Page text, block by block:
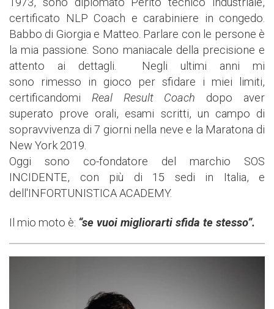
certificato NLP Coach e carabiniere in congedo.
Babbo di Giorgia e Matteo. Parlare con le persone è
la mia passione. Sono maniacale della precisione e
attento ai dettagli. Negli ultimi anni mi
sono rimesso in gioco per sfidare i miei limiti,
certificandomi Real Result Coach dopo aver
superato prove orali, esami scritti, un campo di
sopravvivenza di 7 giorni nella neve e la Maratona di
New York 2019.
Oggi sono co-fondatore del marchio SOS
INCIDENTE, con più di 15 sedi in Italia, e
dell'INFORTUNISTICA ACADEMY.
Il mio moto è: “se vuoi migliorarti sfida te stesso”.